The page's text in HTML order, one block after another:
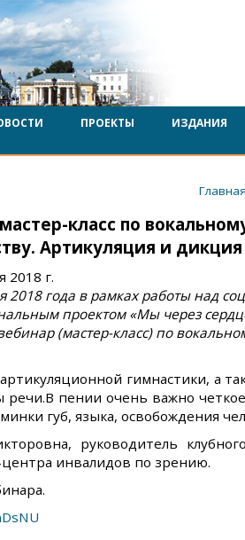
ПРОЕКТЫ ИЗДАНИЯ
Главная
класс по
Артикуляция и дикция
2018 г.
2018 года в рамках работы над
проектом «Мы через
(мастер-класс) по
гимнастики, а
пении очень важно
губ, языка, освобождения
руководитель
инвалидов по зрению.